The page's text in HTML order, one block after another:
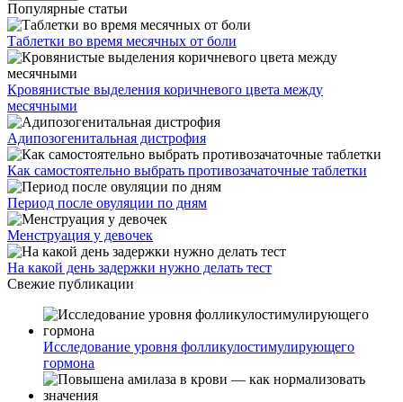
Популярные статьи
Таблетки во время месячных от боли
Кровянистые выделения коричневого цвета между
месячными
Адипозогенитальная дистрофия
Как самостоятельно выбрать противозачаточные таблетки
Период после овуляции по дням
Менструация у девочек
На какой день задержки нужно делать тест
Свежие публикации
Исследование уровня фолликулостимулирующего
гормона